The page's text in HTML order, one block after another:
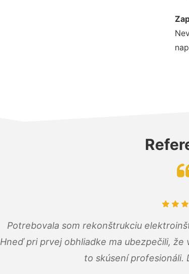
Potrebovala som rekonštrukciu
Hneď pri prvej obhliadke ma ubezpečili,
to skúsení profesionáli.